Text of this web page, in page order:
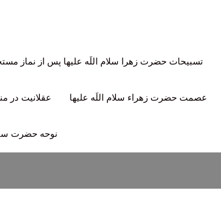
تسبیحات حضرت زهرا سلام اللَه علیها پس از نماز
عصمت حضرت زهراء سلام اللَه علیها عقلانیت در
نوحه حضرت